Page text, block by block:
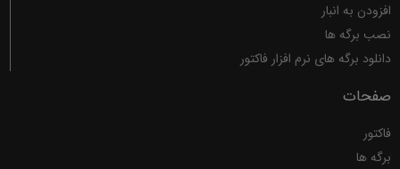
افزودن به انبار
نصب برگه ها
دانلود برگه های نرم افزار فاکتور
صفحات
فاکتور
برگه ها